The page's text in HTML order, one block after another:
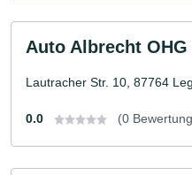
Auto Albrecht OHG
Lautracher Str. 10, 87764
0.0 (0